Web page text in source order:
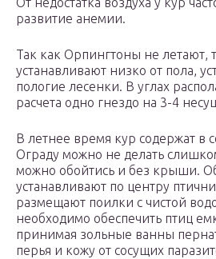
развитие анемии.
Так как Орпингтоны не летают,
устанавливают низко от пола,
пологие лесенки. В углах
расчета одно гнездо на 3-4
В летнее время кур содержат в
Ограду можно не делать
можно обойтись и без крыши.
устанавливают по центру
размещают поилки с чистой
необходимо обеспечить птиц
принимая зольные ванны
перья и кожу от сосущих